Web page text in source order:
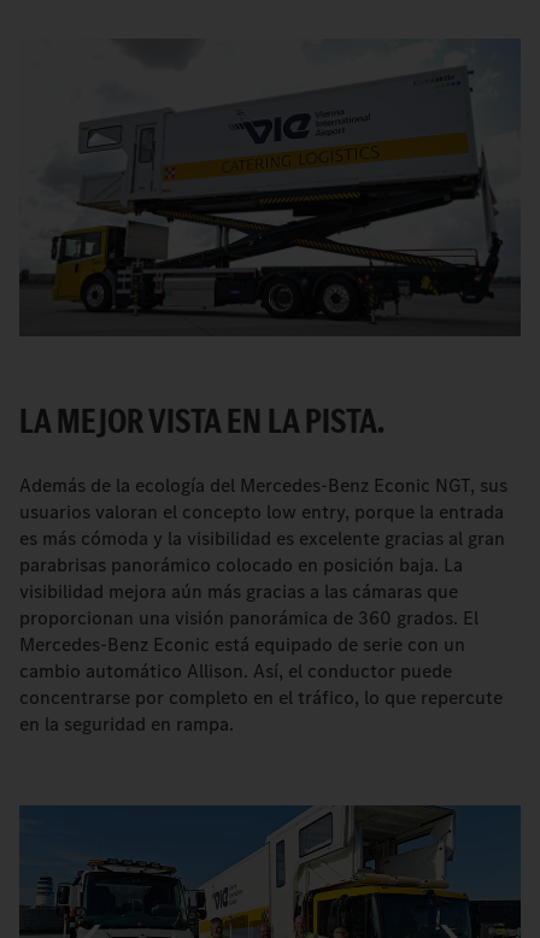
LA MEJOR VISTA EN LA PISTA.
Además de la ecología del Mercedes-Benz Econic NGT, sus
usuarios valoran el concepto low entry, porque la entrada
es más cómoda y la visibilidad es excelente gracias al gran
parabrisas panorámico colocado en posición baja. La
visibilidad mejora aún más gracias a las cámaras que
proporcionan una visión panorámica de 360 grados. El
Mercedes-Benz Econic está equipado de serie con un
cambio automático Allison. Así, el conductor puede
concentrarse por completo en el tráfico, lo que repercute
en la seguridad en rampa.